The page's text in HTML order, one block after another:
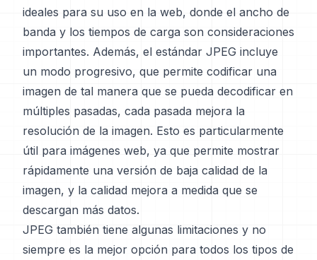
ideales para su uso en la web, donde el ancho de
banda y los tiempos de carga son consideraciones
importantes. Además, el estándar JPEG incluye
un modo progresivo, que permite codificar una
imagen de tal manera que se pueda decodificar en
múltiples pasadas, cada pasada mejora la
resolución de la imagen. Esto es particularmente
útil para imágenes web, ya que permite mostrar
rápidamente una versión de baja calidad de la
imagen, y la calidad mejora a medida que se
descargan más datos.
JPEG también tiene algunas limitaciones y no
siempre es la mejor opción para todos los tipos de